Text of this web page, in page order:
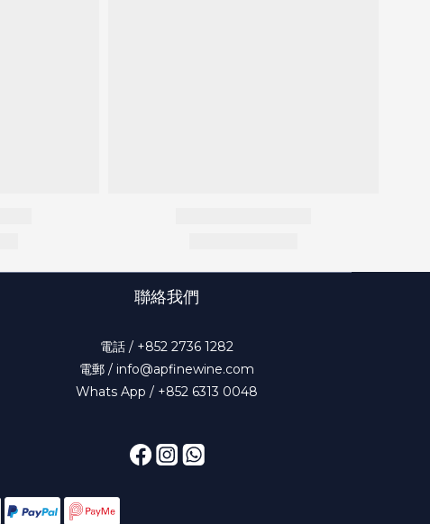
聯絡我們
電話 / +852 2736 1282
電郵 / info@apfinewine.com
Whats App / +852 6313 0048